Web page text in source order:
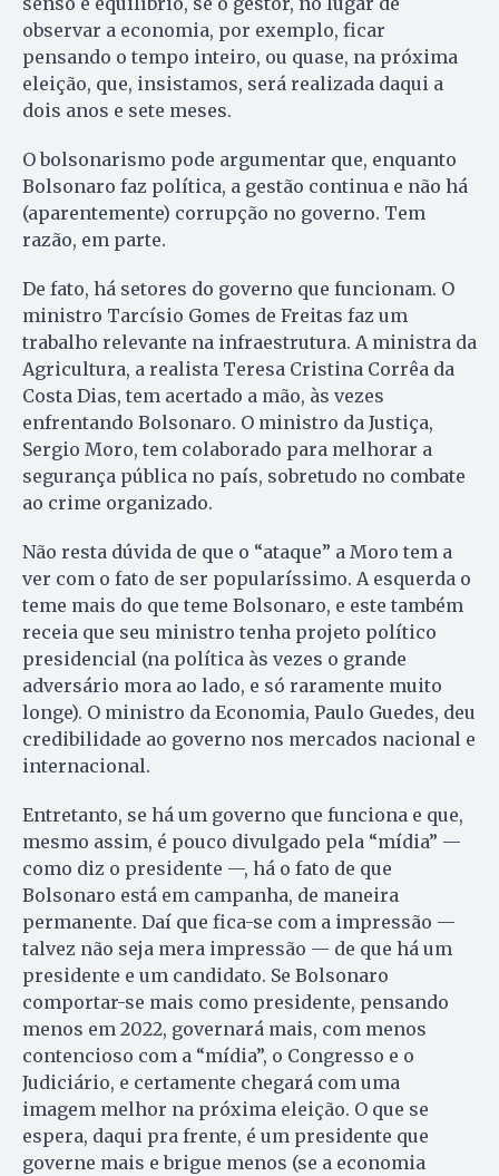
observar a economia, por exemplo, ficar
pensando o tempo inteiro, ou quase, na próxima
eleição, que, insistamos, será realizada daqui a
dois anos e sete meses.
O bolsonarismo pode argumentar que, enquanto
Bolsonaro faz política, a gestão continua e não há
(aparentemente) corrupção no governo. Tem
razão, em parte.
De fato, há setores do governo que funcionam. O
ministro Tarcísio Gomes de Freitas faz um
trabalho relevante na infraestrutura. A ministra da
Agricultura, a realista Teresa Cristina Corrêa da
Costa Dias, tem acertado a mão, às vezes
enfrentando Bolsonaro. O ministro da Justiça,
Sergio Moro, tem colaborado para melhorar a
segurança pública no país, sobretudo no combate
ao crime organizado.
Não resta dúvida de que o “ataque” a Moro tem a
ver com o fato de ser popularíssimo. A esquerda o
teme mais do que teme Bolsonaro, e este também
receia que seu ministro tenha projeto político
presidencial (na política às vezes o grande
adversário mora ao lado, e só raramente muito
longe). O ministro da Economia, Paulo Guedes, deu
credibilidade ao governo nos mercados nacional e
internacional.
Entretanto, se há um governo que funciona e que,
mesmo assim, é pouco divulgado pela “mídia” —
como diz o presidente —, há o fato de que
Bolsonaro está em campanha, de maneira
permanente. Daí que fica-se com a impressão —
talvez não seja mera impressão — de que há um
presidente e um candidato. Se Bolsonaro
comportar-se mais como presidente, pensando
menos em 2022, governará mais, com menos
contencioso com a “mídia”, o Congresso e o
Judiciário, e certamente chegará com uma
imagem melhor na próxima eleição. O que se
espera, daqui pra frente, é um presidente que
governe mais e brigue menos (se a economia